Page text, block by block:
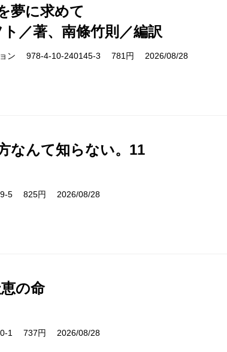
夢に求めて
／著、南條竹則／編訳
ョン 978-4-10-240145-3 781円 2026/08/28
なんて知らない。11
5 825円 2026/08/28
の命
1 737円 2026/08/28